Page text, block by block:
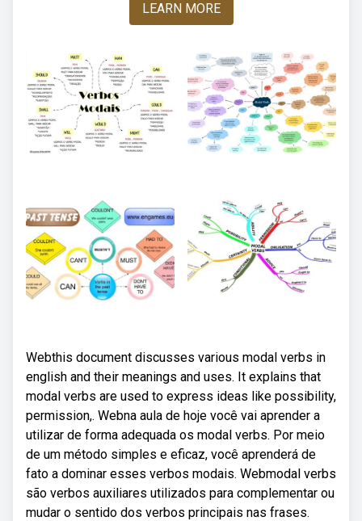
LEARN MORE
Webthis document discusses various modal verbs in
english and their meanings and uses. It explains that
modal verbs are used to express ideas like possibility,
permission,. Webna aula de hoje você vai aprender a
utilizar de forma adequada os modal verbs. Por meio
de um método simples e eficaz, você aprenderá de
fato a dominar esses verbos modais. Webmodal verbs
são verbos auxiliares utilizados para complementar ou
mudar o sentido dos verbos principais nas frases.